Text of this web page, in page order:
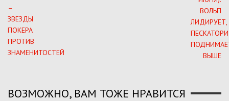
ВОЗМОЖНО, ВАМ ТОЖЕ НРАВИТСЯ